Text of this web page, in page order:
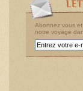
Abonnez vous
notre voyage